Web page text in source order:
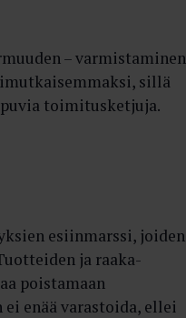
– varmistaminen
sillä
toimitusketjuja.
esiinmarssi, joiden
ja raaka-
poistamaan
enää varastoida, ellei